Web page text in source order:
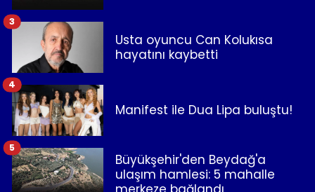
Usta oyuncu Can Kolukısa
hayatını kaybetti
3
Manifest ile Dua Lipa buluştu!
4
Büyükşehir'den Beydağ'a
ulaşım hamlesi: 5 mahalle
5